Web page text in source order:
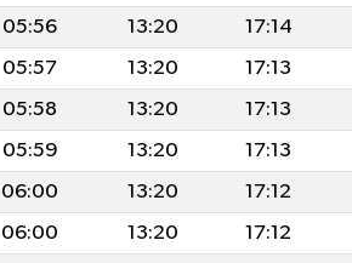
05:56 13:20 17:14
05:57 13:20 17:13
05:58 13:20 17:13
05:59 13:20 17:13
06:00 13:20 17:12
06:00 13:20 17:12